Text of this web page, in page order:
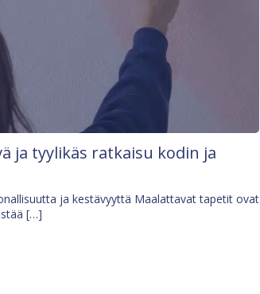
ja tyylikäs ratkaisu kodin ja
ja kestävyyttä Maalattavat tapetit ovat
[…]